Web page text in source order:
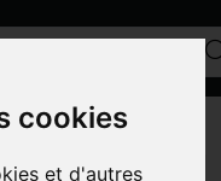
cookies
et d'autres
DE TERRE